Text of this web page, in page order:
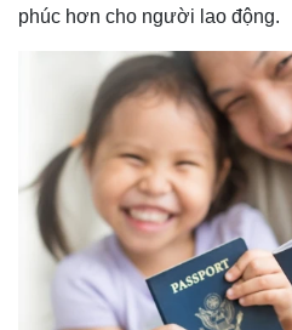
phúc hơn cho người lao động.